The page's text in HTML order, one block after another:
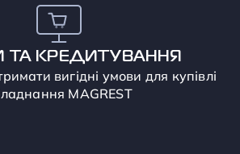
ТА КРЕДИТУВАННЯ
вигідні умови для купівлі
MAGREST